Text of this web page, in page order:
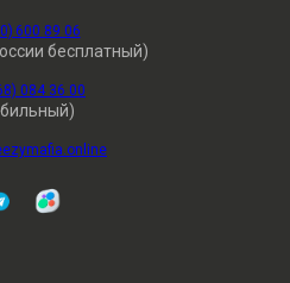
600 89 06
бесплатный)
084 36 00